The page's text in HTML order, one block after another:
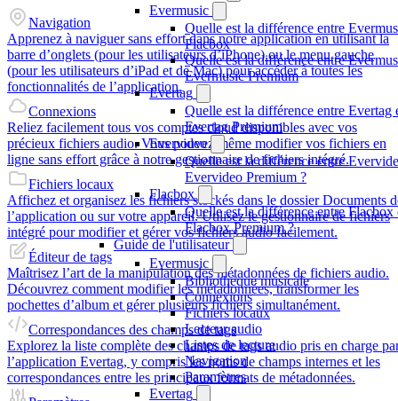
Evermusic
Quelle est la différence entre
Flacbox
Quelle est la différence entre
Evermusic Premium
Evertag
Quelle est la différence entre Evertag
Evertag Premium
Evervideo
Quelle est la différence entre
Evervideo Premium ?
Flacbox
Quelle est la différence entre Flacbox
Flacbox Premium ?
Guide de l'utilisateur
Evermusic
Bibliothèque musicale
Connexions
Fichiers locaux
Lecteur audio
Listes de lecture
Navigation
Paramètres
Evertag
Navigation
Apprenez à naviguer sans effort dans notre application en utilisant la
barre d’onglets (pour les utilisateurs d’iPhone) ou le menu gauche
(pour les utilisateurs d’iPad et de Mac) pour accéder à toutes les
fonctionnalités de l’application.
Connexions
Reliez facilement tous vos comptes cloud disponibles avec vos
précieux fichiers audio. Vous pouvez même modifier vos fichiers en
ligne sans effort grâce à notre gestionnaire de fichiers intégré.
Fichiers locaux
Affichez et organisez les fichiers stockés dans le dossier Documents
l’application ou sur votre appareil. Utilisez le gestionnaire de fichiers
intégré pour modifier et gérer vos fichiers audio facilement.
Éditeur de tags
Maîtrisez l’art de la manipulation des métadonnées de fichiers audio.
Découvrez comment modifier les métadonnées, transformer les
pochettes d’album et gérer plusieurs fichiers simultanément.
Correspondances des champs de tags
Explorez la liste complète des champs de tags audio pris en charge
l’application Evertag, y compris les noms de champs internes et les
correspondances entre les principaux formats de métadonnées.